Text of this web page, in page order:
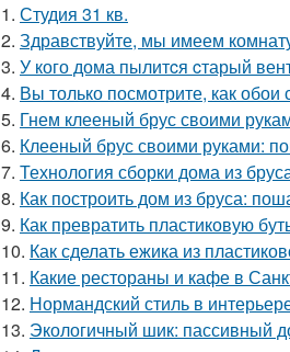
1. Студия 31 кв.
2. Здравствуйте, мы имеем
3. У кого дома пылитcя cтарый
4. Вы только посмотрите, как
5. Гнем клееный брус своими
6. Клееный брус своими руками:
7. Технология сборки дома из
8. Как построить дом из бруса:
9. Как превратить пластиковую
10. Как сделать ежика из
11. Какие рестораны и кафе в
12. Нормандский стиль в
13. Экологичный шик: пассивный